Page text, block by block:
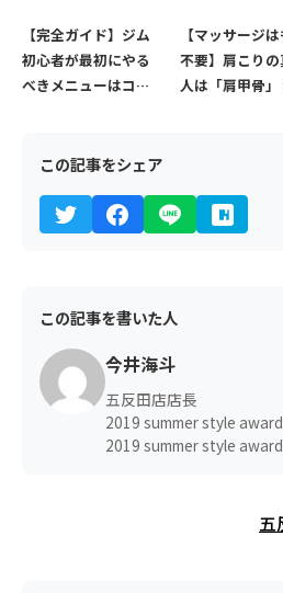
「油の正しい選び
方」
的に継続でき
の仕組み
【完全ガイド】ジム
初心者が最初にやる
べきメニューはコ
【マッサージ
不要】肩こり
人は「肩甲骨」
この記事をシェア
この記事を書いた人
今井海斗
五反田店店長
2019 summer style
2019 summer style
五